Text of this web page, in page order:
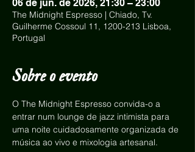
06 de jun. de 2026, 21:30 – 23:00
The Midnight Espresso | Chiado, Tv.
Guilherme Cossoul 11, 1200-213 Lisboa,
Portugal
Sobre o evento
O The Midnight Espresso convida-o a
entrar num lounge de jazz intimista para
uma noite cuidadosamente organizada de
música ao vivo e mixologia artesanal.